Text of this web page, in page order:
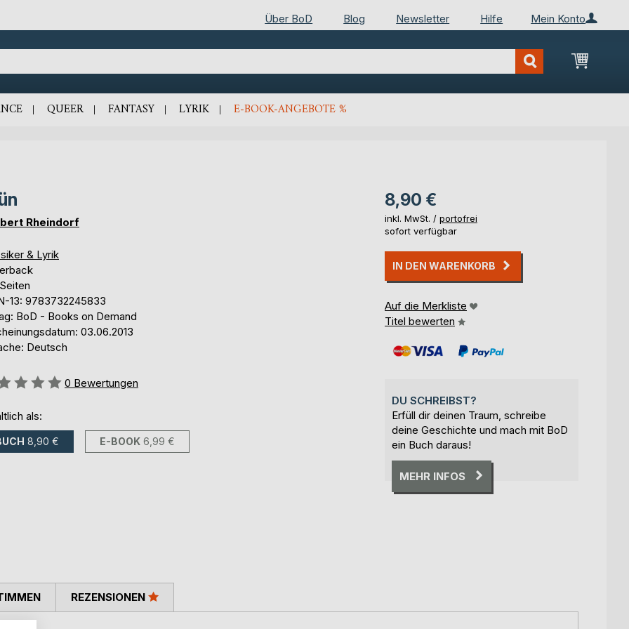
Mein Konto
Über BoD Blog Newsletter Hilfe
Mein
QUEER FANTASY LYRIK E-BOOK-ANGEBOTE %
Rheindorf
& Lyrik
13: 9783732245833
BoD - Books on Demand
03.06.2013
Deutsch
0 Bewertungen
als:
8,90 € E-BOOK 6,99 €
8,90 €
inkl. MwSt. / portofrei
sofort verfügbar
IN DEN WARENKORB
Auf die Merkliste
Titel bewerten
DU SCHREIBST?
Erfüll dir deinen Traum, schreibe
deine Geschichte und mach mit BoD
ein Buch daraus!
MEHR INFOS
REZENSIONEN